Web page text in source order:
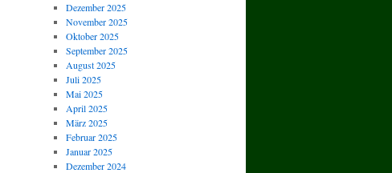
Dezember 2025
November 2025
Oktober 2025
September 2025
August 2025
Juli 2025
Mai 2025
April 2025
März 2025
Februar 2025
Januar 2025
Dezember 2024